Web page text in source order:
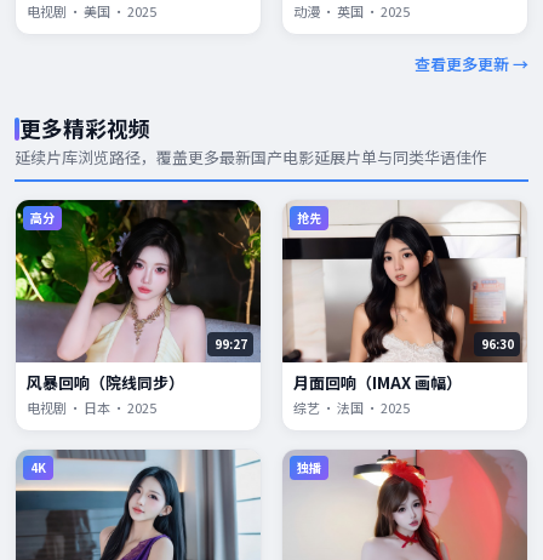
电视剧 · 美国 · 2025 动漫 · 英国 · 2025
查看更多更新 →
更多精彩视频
延续片库浏览路径，覆盖更多最新国产电影延展片单与同类华语佳作
高分
99:27
风暴回响（院线同步）
电视剧 · 日本 · 2025
抢先
96:30
月面回响（IMAX 画幅）
综艺 · 法国 · 2025
4K 独播